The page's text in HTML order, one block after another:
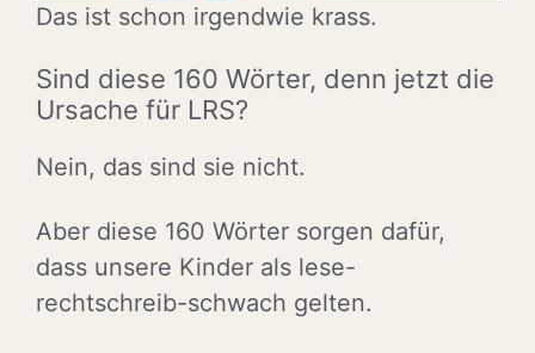
Das ist schon irgendwie krass.
Sind diese 160 Wörter, denn jetzt die
Ursache für LRS?
Nein, das sind sie nicht.
Aber diese 160 Wörter sorgen dafür,
dass unsere Kinder als lese-
rechtschreib-schwach gelten.